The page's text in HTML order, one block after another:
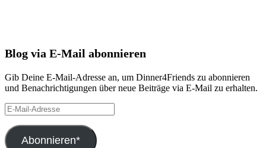
Blog via E-Mail abonnieren
Gib Deine E-Mail-Adresse an, um Dinner4Friends zu abonnieren
und Benachrichtigungen über neue Beiträge via E-Mail zu erhalten.
E-
Mail-
Adresse
Abonnieren*